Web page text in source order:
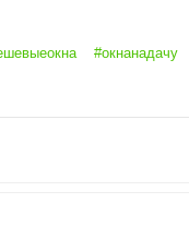
#окнанадачу